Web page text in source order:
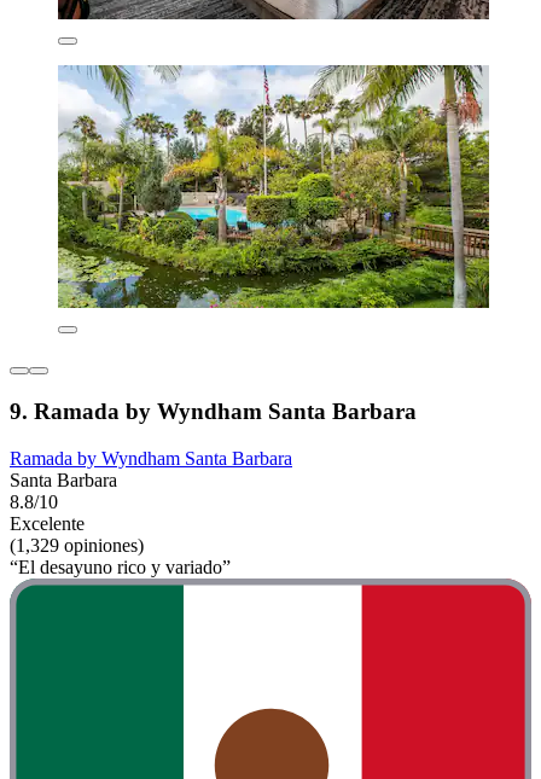
9. Ramada by Wyndham Santa Barbara
Ramada by Wyndham Santa Barbara
Santa Barbara
8.8/10
Excelente
(1,329 opiniones)
“El desayuno rico y variado”